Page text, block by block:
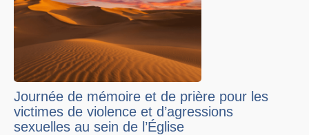
Journée de mémoire et de prière pour les
victimes de violence et d’agressions
sexuelles au sein de l’Église